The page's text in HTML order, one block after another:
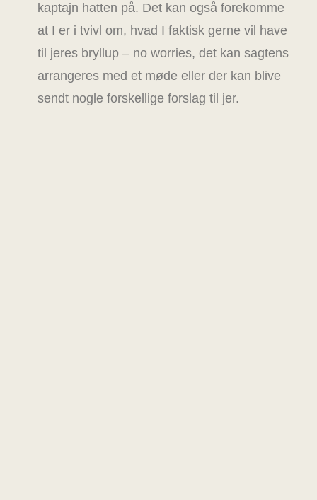
kaptajn hatten på. Det kan også forekomme
at I er i tvivl om, hvad I faktisk gerne vil have
til jeres bryllup – no worries, det kan sagtens
arrangeres med et møde eller der kan blive
sendt nogle forskellige forslag til jer.